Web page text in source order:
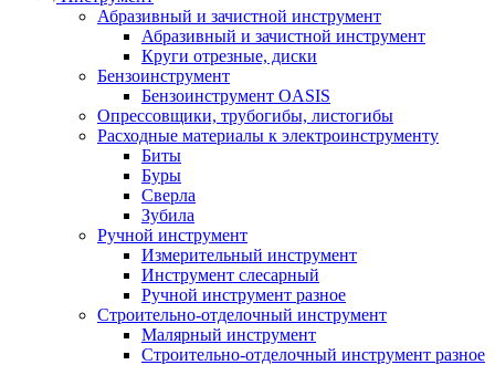
Абразивный и зачистной инструмент
Абразивный и зачистной инструмент
Круги отрезные, диски
Бензоинструмент
Бензоинструмент OASIS
Опрессовщики, трубогибы, листогибы
Расходные материалы к электроинструменту
Биты
Буры
Сверла
Зубила
Ручной инструмент
Измерительный инструмент
Инструмент слесарный
Ручной инструмент разное
Строительно-отделочный инструмент
Малярный инструмент
Строительно-отделочный инструмент разное